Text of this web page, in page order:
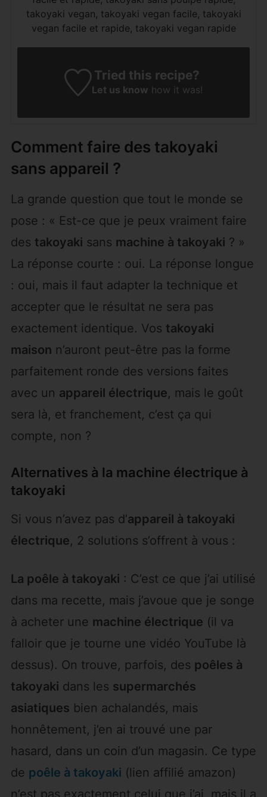
takoyaki vegan, takoyaki vegan facile, takoyaki
vegan facile et rapide, takoyaki vegan rapide
Tried this recipe?
Let us know how it was!
Comment faire des takoyaki
sans appareil ?
La grande question que tout le monde se
pose : « Est-ce que je peux vraiment faire
des takoyaki sans machine à takoyaki ? »
La réponse courte : oui. La réponse longue
: oui, mais il faut adapter la technique et
accepter que le résultat ne sera pas
exactement identique. Vos takoyaki
maison n’auront peut-être pas la forme
parfaitement ronde des versions faites
avec un appareil électrique, mais le goût
sera là, et franchement, c’est ça qui
compte, non ?
Alternatives à la machine électrique à
takoyaki
Si vous n’avez pas d’appareil à takoyaki
électrique, 2 solutions s’offrent à vous :
La poêle à takoyaki : C’est ce que j’ai utilisé
dans ma recette, mais j’avoue que je songe
à acheter une machine électrique (il va
falloir que je tourne une vidéo YouTube là
dessus). On trouve, parfois, des poêles à
takoyaki dans les supermarchés
asiatiques bien achalandés, mais
honnêtement, j’en ai trouvé une par
hasard, dans un coin d’un magasin. Ce type
de poêle à takoyaki (lien affilié amazon)
n’est pas exactement celui que j’ai, mais il a